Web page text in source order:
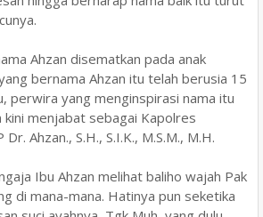
Ahzan disematkan pada anak
bernama Ahzan itu telah berusia 15
perwira yang menginspirasi nama itu
kini menjabat sebagai Kapolres
Ahzan., S.H., S.I.K., M.S.M., M.H.
Ibu Ahzan melihat baliho wajah Pak
di mana-mana. Hatinya pun seketika